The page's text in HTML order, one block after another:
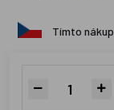
Tímto